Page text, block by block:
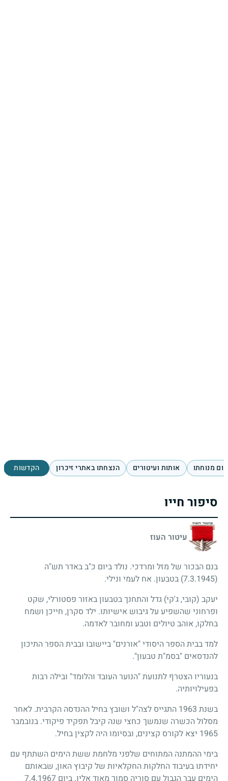
מנוחתו אותות ועיטורים הנצחתו באתרי זיכרון הקדשות
סיפור חייו
עיטור העוז
בנם הבכור של מזל ומרדכי. נולד ביום כ"ב באדר תש"ה
(7.3.1945)
בטבעון. אח לעמי ונילי.
יעקב (קובי, ג'קי) גדל והתחנך בטבעון באזור פסטורלי, שקט
ופרחוני שהשפיע על גיבוש אישיותו. ילד סקרן, חייכן ושמח
בחלקו, אוהב טיולים וטבע ומחובר לאדמה.
למד בבית הספר היסודי "אורנים" ביישובו ובבית הספר התיכון
להנדסאים "בסמ"ת טבעון".
בנעוריו הצטרף לתנועת "הנוער העובד והלומד" ובילה רבות
בפעילויותיה.
בשנת 1963 התגייס לצה"ל ושובץ בחיל ההנדסה הקרבית. לאחר
מסלול הכשרה שנמשך כחצי שנה קיבל תפקיד פיקודי. בנובמבר
1965 יצא לקורס קצינים, ובסיומו היה לקצין בחיל.
בימי ההמתנה המתוחים שלפני מלחמת ששת הימים השתתף עם
יחידתו בעיבוד החלקות החקלאיות של קיבוץ האון, שבאותם